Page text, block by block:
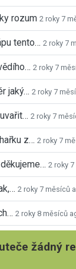
rozum 2 roky 7
tento… 2 roky 7
2 roky 7
jaký… 2 roky 7
2 roky 7
z… 2 roky 7
2 roky
2 roky 7 měsíců
2 roky 8 měsíců
žádný